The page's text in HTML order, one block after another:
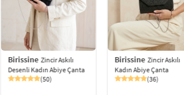
Birissine Zincir Askılı
Desenli Kadın Abiye Çanta
(50)
Birissine Zincir Askılı
Kadın Abiye Çanta
(36)